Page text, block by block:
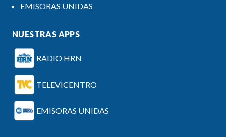
EMISORAS UNIDAS
NUESTRAS APPS
RADIO HRN
TELEVICENTRO
EMISORAS UNIDAS